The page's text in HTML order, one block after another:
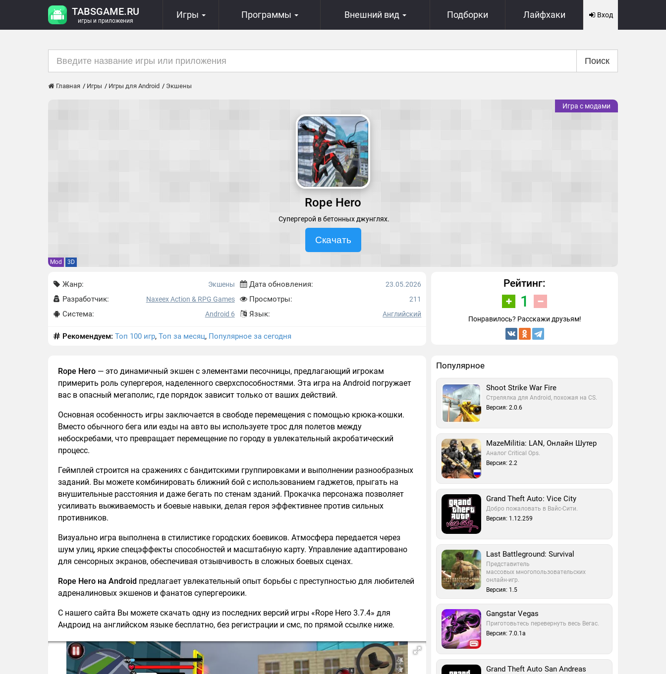
TABSGAME.RU
игры и приложения
Игры Программы Внешний вид Подборки Лайфхаки Вход
Поиск
Главная Игры Игры для Android Экшены
Игра с модами
Rope Hero
Супергерой в бетонных джунглях.
Скачать
Mod 3D
Жанр: Экшены
Разработчик: Naxeex Action & RPG Games
Система: Android 6
Дата обновления: 23.05.2026
Просмотры: 211
Язык: Английский
Рекомендуем: Топ 100 игр, Топ за месяц, Популярное за сегодня
Рейтинг:
1
Понравилось? Расскажи друзьям!
Rope Hero — это динамичный экшен с элементами песочницы, предлагающий игрокам
примерить роль супергероя, наделенного сверхспособностями. Эта игра на Android погружает
вас в опасный мегаполис, где порядок зависит только от ваших действий.
Основная особенность игры заключается в свободе перемещения с помощью крюка-кошки.
Вместо обычного бега или езды на авто вы используете трос для полетов между
небоскребами, что превращает перемещение по городу в увлекательный акробатический
процесс.
Геймплей строится на сражениях с бандитскими группировками и выполнении разнообразных
заданий. Вы можете комбинировать ближний бой с использованием гаджетов, прыгать на
внушительные расстояния и даже бегать по стенам зданий. Прокачка персонажа позволяет
усиливать выживаемость и боевые навыки, делая героя эффективнее против сильных
противников.
Визуально игра выполнена в стилистике городских боевиков. Атмосфера передается через
шум улиц, яркие спецэффекты способностей и масштабную карту. Управление адаптировано
для сенсорных экранов, обеспечивая отзывчивость в сложных боевых сценах.
Rope Hero на Android предлагает увлекательный опыт борьбы с преступностью для любителей
адреналиновых экшенов и фанатов супергероики.
С нашего сайта Вы можете скачать одну из последних версий игры «Rope Hero 3.7.4» для
Андроид на английском языке бесплатно, без регистрации и смс, по прямой ссылке ниже.
Популярное
Shoot Strike War Fire
Стрелялка для Android, похожая на CS.
Версия: 2.0.6
MazeMilitia: LAN, Онлайн Шутер
Аналог Critical Ops.
Версия: 2.2
Grand Theft Auto: Vice City
Добро пожаловать в Вайс-Сити.
Версия: 1.12.259
Last Battleground: Survival
Представитель
массовых многопользовательских
онлайн-игр.
Версия: 1.5
Gangstar Vegas
Приготовьтесь перевернуть весь Вегас.
Версия: 7.0.1a
Grand Theft Auto San Andreas